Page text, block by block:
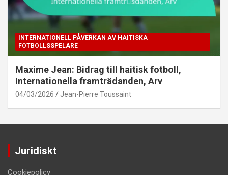
INTERNATIONELL PÅVERKAN AV HAITISKA
FOTBOLLSSPELARE
Maxime Jean: Bidrag till haitisk fotboll,
Internationella framträdanden, Arv
04/03/2026 Jean-Pierre Toussaint
Juridiskt
Cookiepolicy